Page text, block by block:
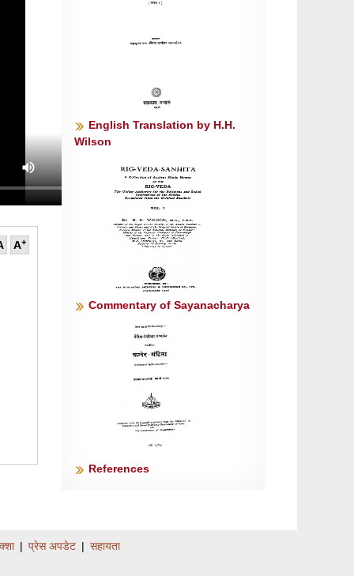
A+
English Translation by H.H.
Wilson
Commentary of Sayanacharya
References
| प्रेस अपडेट | सहायता